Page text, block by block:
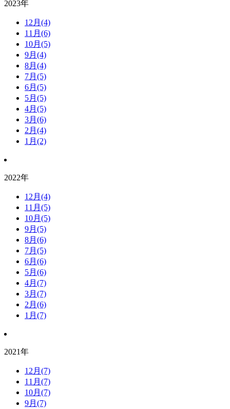
2023年
12月(4)
11月(6)
10月(5)
9月(4)
8月(4)
7月(5)
6月(5)
5月(5)
4月(5)
3月(6)
2月(4)
1月(2)
2022年
12月(4)
11月(5)
10月(5)
9月(5)
8月(6)
7月(5)
6月(6)
5月(6)
4月(7)
3月(7)
2月(6)
1月(7)
2021年
12月(7)
11月(7)
10月(7)
9月(7)